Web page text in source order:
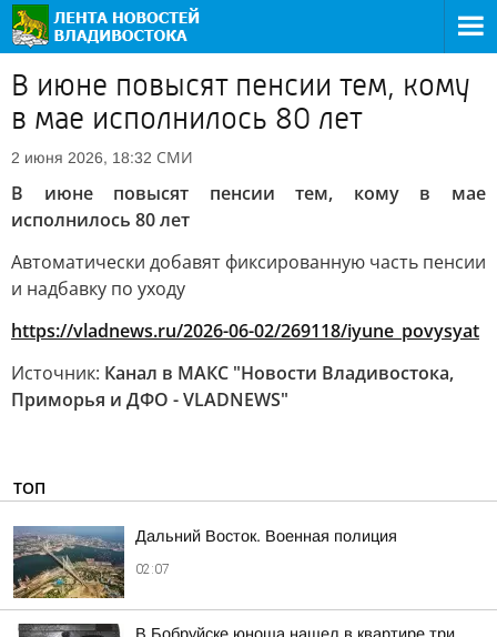
В июне повысят пенсии тем, кому
в мае исполнилось 80 лет
2 июня 2026, 18:32 СМИ
В июне повысят пенсии тем, кому в мае
исполнилось 80 лет
Автоматически добавят фиксированную часть пенсии
и надбавку по уходу
https://vladnews.ru/2026-06-02/269118/iyune_povysyat
Источник: Канал в МАКС "Новости Владивостока,
Приморья и ДФО - VLADNEWS"
ТОП
Дальний Восток. Военная полиция
02:07